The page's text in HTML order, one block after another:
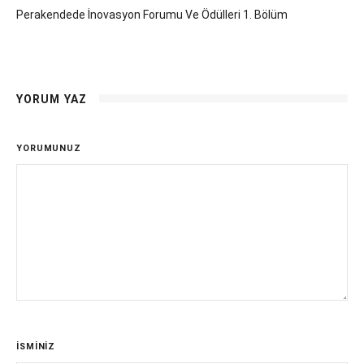
Perakendede İnovasyon Forumu Ve Ödülleri 1. Bölüm
YORUM YAZ
YORUMUNUZ
İSMİNİZ